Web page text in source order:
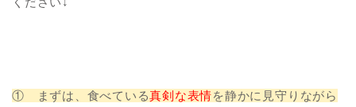
① まずは、食べている真剣な表情を静かに見守りながら